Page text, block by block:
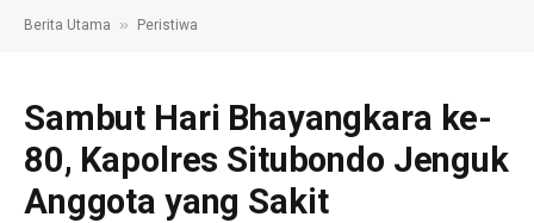
Berita Utama » Peristiwa
Sambut Hari Bhayangkara ke-
80, Kapolres Situbondo Jenguk
Anggota yang Sakit